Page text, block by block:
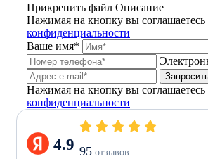
Прикрепить файл Описание
Нажимая на кнопку вы соглашаетесь
конфиденциальности
Ваше имя*
Нажимая на кнопку вы соглашаетесь
конфиденциальности
4.9 95 отзывов